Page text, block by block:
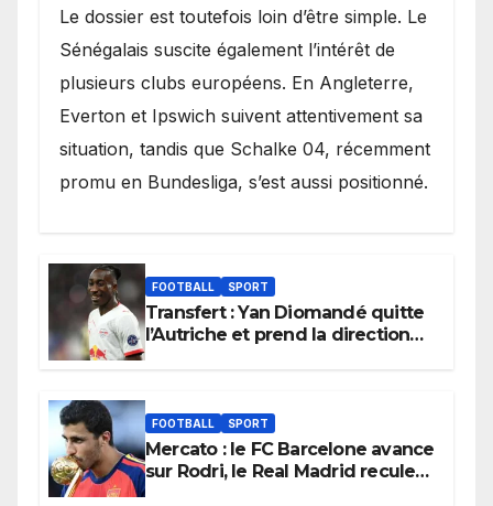
Le dossier est toutefois loin d’être simple. Le
Sénégalais suscite également l’intérêt de
plusieurs clubs européens. En Angleterre,
Everton et Ipswich suivent attentivement sa
situation, tandis que Schalke 04, récemment
promu en Bundesliga, s’est aussi positionné.
FOOTBALL SPORT
Transfert : Yan Diomandé quitte
l’Autriche et prend la direction
FOOTBALL SPORT
Mercato : le FC Barcelone avance
sur Rodri, le Real Madrid recule